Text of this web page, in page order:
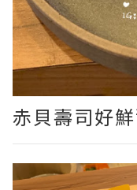
赤貝壽司好